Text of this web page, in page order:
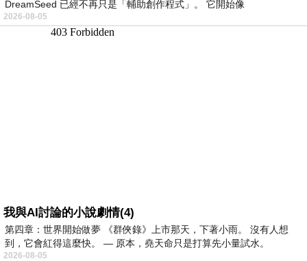
DreamSeed 已經不再只是「輔助創作程式」。 它開始像
2026-08-05
我與AI討論的小說劇情(4)
第四章：世界開始做夢 《群俠錄》上市那天，下著小雨。 沒有人想
到，它會紅得這麼快。 — 原本，堯天命只是打算先小量試水。
2026-08-05